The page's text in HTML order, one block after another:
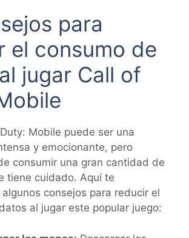
para
el consumo de
jugar Call of
Mobile puede ser una
y emocionante, pero
consumir una gran cantidad de
tiene cuidado. Aquí te
consejos para reducir el
al jugar este popular juego: